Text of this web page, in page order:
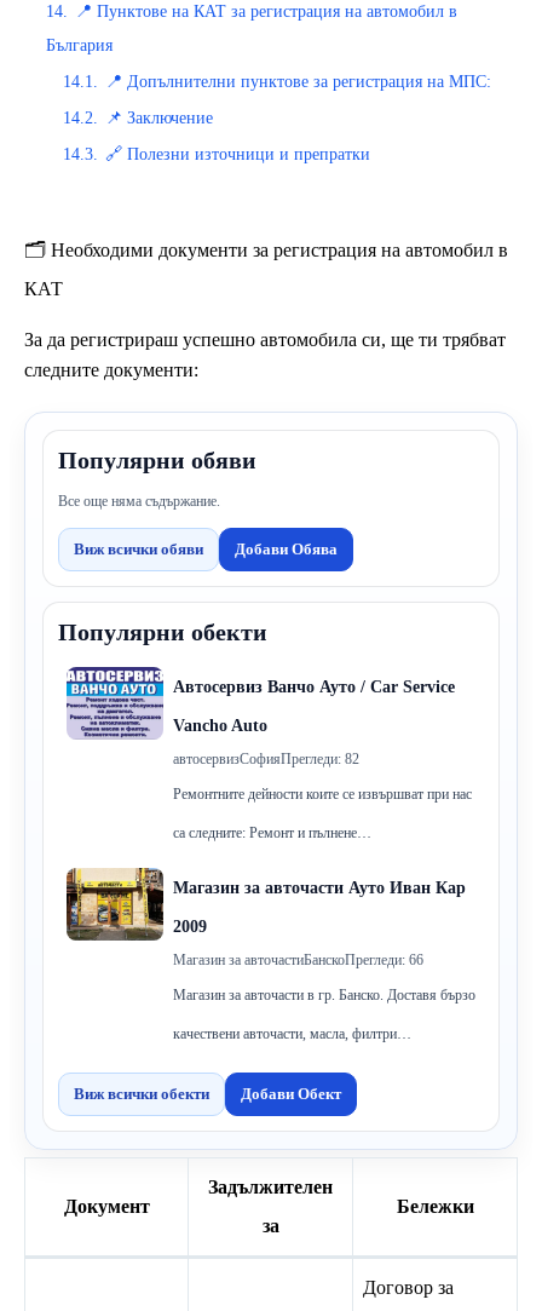
14.
📍 Пунктове на КАТ за регистрация на автомобил в
България
14.1.
📍 Допълнителни пунктове за регистрация на МПС:
14.2.
📌 Заключение
14.3.
🔗 Полезни източници и препратки
🗂️ Необходими документи за регистрация на автомобил в
КАТ
За да регистрираш успешно автомобила си, ще ти трябват
следните документи:
Популярни обяви
Все още няма съдържание.
Виж всички обяви Добави Обява
Популярни обекти
Автосервиз Ванчо Ауто / Car Service
Vancho Auto
автосервизСофияПрегледи: 82
Ремонтните дейности коите се извършват при нас
са следните: Ремонт и пълнене…
Магазин за авточасти Ауто Иван Кар
2009
Магазин за авточастиБанскоПрегледи: 66
Магазин за авточасти в гр. Банско. Доставя бързо
качествени авточасти, масла, филтри…
Виж всички обекти Добави Обект
Документ
Задължителен
за
Бележки
Договор за